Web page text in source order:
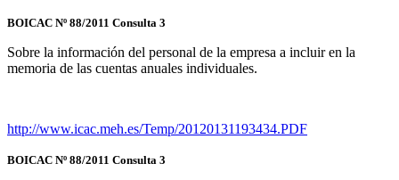
BOICAC Nº 88/2011 Consulta 3
Sobre la información del personal de la empresa a incluir en la
memoria de las cuentas anuales individuales.
http://www.icac.meh.es/Temp/20120131193434.PDF
BOICAC Nº 88/2011 Consulta 3